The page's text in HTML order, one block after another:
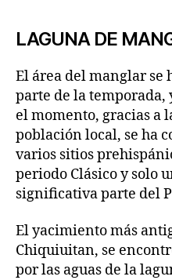
LAGUNA DE
El área del manglar
parte de la temporada,
el momento, gracias a
población local, se ha
varios sitios
periodo Clásico y solo
significativa parte del
El yacimiento más
Chiquiuitan, se
por las aguas de la